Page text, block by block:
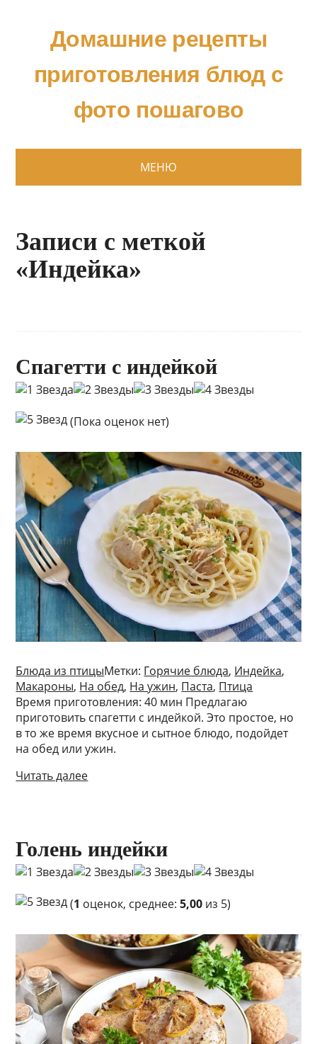
Домашние рецепты
приготовления блюд с
фото пошагово
МЕНЮ
Записи с меткой
«Индейка»
Спагетти с индейкой
(Пока оценок нет)
Блюда из птицыМетки: Горячие блюда, Индейка,
Макароны, На обед, На ужин, Паста, Птица
Время приготовления: 40 мин Предлагаю
приготовить спагетти с индейкой. Это простое, но
в то же время вкусное и сытное блюдо, подойдет
на обед или ужин.
Читать далее
Голень индейки
(1 оценок, среднее:5,00 из 5)